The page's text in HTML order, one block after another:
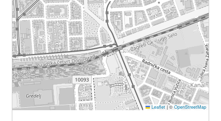
Leaflet |© OpenStreetMap